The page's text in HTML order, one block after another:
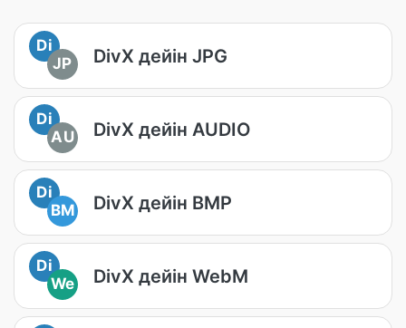
Di
JP
DivX дейін JPG
Di
AU
DivX дейін AUDIO
Di
BM
DivX дейін BMP
Di
We
DivX дейін WebM